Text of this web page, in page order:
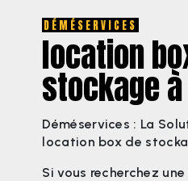
DÉMÉSERVICES
location
stockage
Déméservices : La
location box de
Si vous recherchez